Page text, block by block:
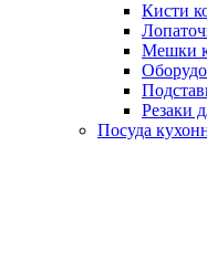
Кисти
Мешки
Резаки
Посуда